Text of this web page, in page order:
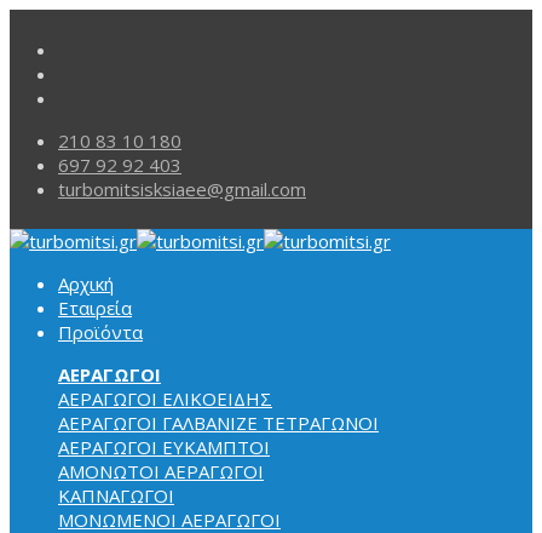
210 83 10 180
697 92 92 403
turbomitsisksiaee@gmail.com
Αρχική
Εταιρεία
Προϊόντα
ΑΕΡΑΓΩΓΟΙ
ΑΕΡΑΓΩΓΟΙ ΕΛΙΚΟΕΙΔΗΣ
ΑΕΡΑΓΩΓΟΙ ΓΑΛΒΑΝΙΖΕ ΤΕΤΡΑΓΩΝΟΙ
ΑΕΡΑΓΩΓΟΙ ΕΥΚΑΜΠΤΟΙ
ΑΜΟΝΩΤΟΙ ΑΕΡΑΓΩΓΟΙ
ΚΑΠΝΑΓΩΓΟΙ
ΜΟΝΩΜΕΝΟΙ ΑΕΡΑΓΩΓΟΙ